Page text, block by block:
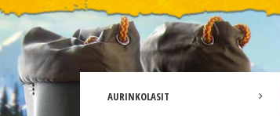
AURINKOLASIT